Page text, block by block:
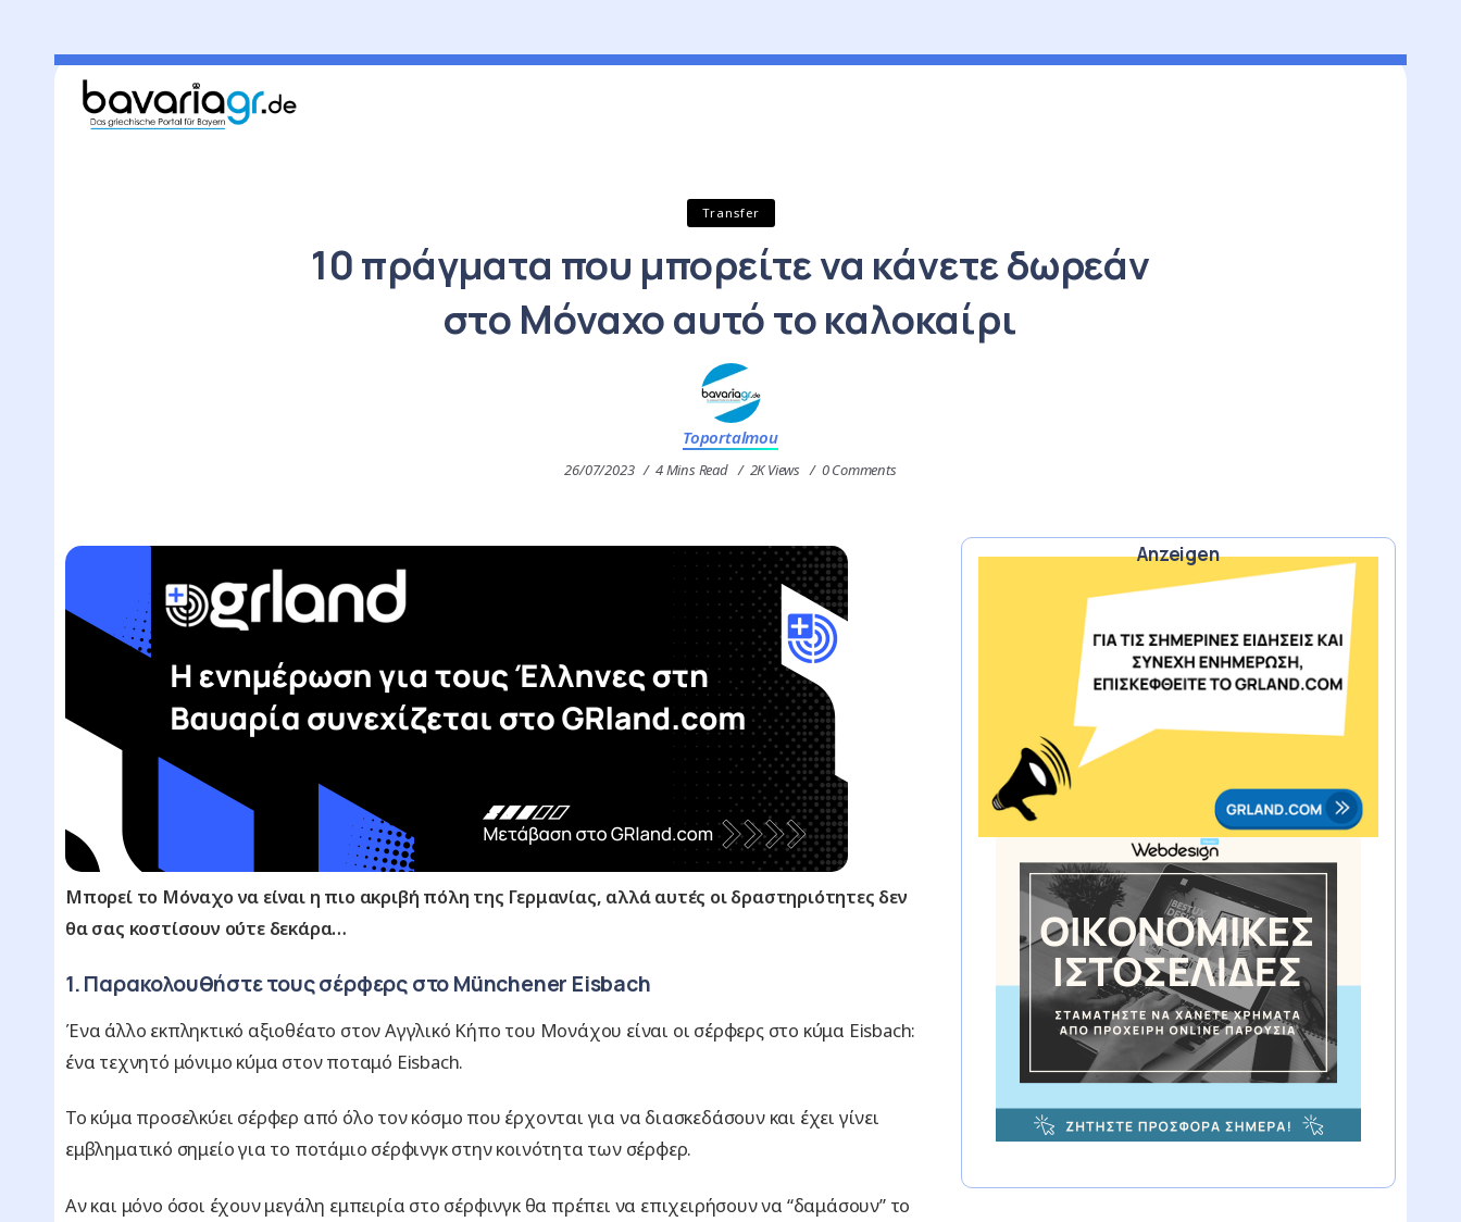
Transfer
10 πράγματα που μπορείτε να κάνετε δωρεάν
στο Μόναχο αυτό το καλοκαίρι
Toportalmou
26/07/2023 4 Mins Read 2K Views 0 Comments
Μπορεί το Μόναχο να είναι η πιο ακριβή πόλη της Γερμανίας, αλλά αυτές οι δραστηριότητες δεν
θα σας κοστίσουν ούτε δεκάρα…
1. Παρακολουθήστε τους σέρφερς στο Münchener Eisbach
Ένα άλλο εκπληκτικό αξιοθέατο στον Αγγλικό Κήπο του Μονάχου είναι οι σέρφερς στο κύμα Eisbach:
ένα τεχνητό μόνιμο κύμα στον ποταμό Eisbach.
Το κύμα προσελκύει σέρφερ από όλο τον κόσμο που έρχονται για να διασκεδάσουν και έχει γίνει
εμβληματικό σημείο για το ποτάμιο σέρφινγκ στην κοινότητα των σέρφερ.
Αν και μόνο όσοι έχουν μεγάλη εμπειρία στο σέρφινγκ θα πρέπει να επιχειρήσουν να “δαμάσουν” το
Anzeigen